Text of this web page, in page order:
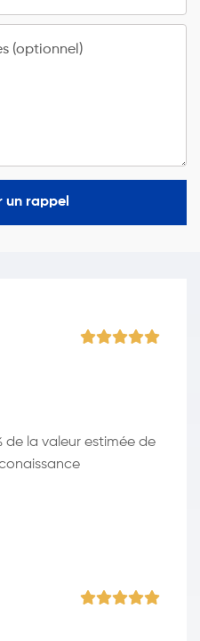
(optionnel)
un rappel
de la valeur estimée de